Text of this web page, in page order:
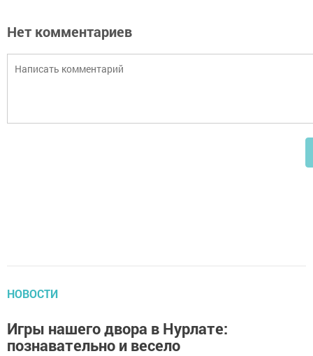
Нет комментариев
НОВОСТИ
Игры нашего двора в Нурлате:
познавательно и весело